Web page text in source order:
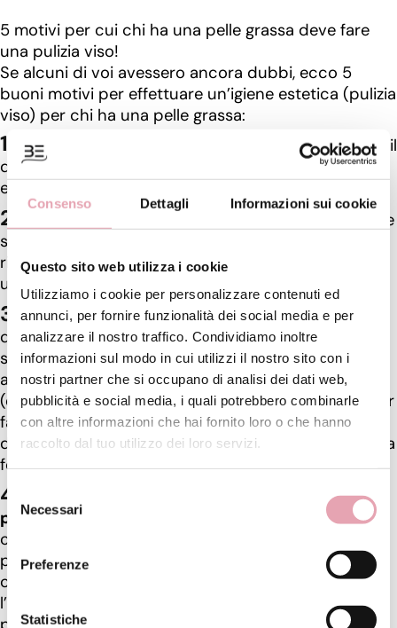
Consenso Dettagli Informazioni sui cookie
Questo sito web utilizza i cookie
Utilizziamo i cookie per personalizzare contenuti ed
annunci, per fornire funzionalità dei social media e per
analizzare il nostro traffico. Condividiamo inoltre
informazioni sul modo in cui utilizzi il nostro sito con i
nostri partner che si occupano di analisi dei dati web,
pubblicità e social media, i quali potrebbero combinarle
con altre informazioni che hai fornito loro o che hanno
raccolto dal tuo utilizzo dei loro servizi.
Selezione
del
consenso
Necessari
Preferenze
Statistiche
5 motivi per cui chi ha una pelle grassa deve fare
una pulizia viso!
Se alcuni di voi avessero ancora dubbi, ecco 5
buoni motivi per effettuare un’igiene estetica (pulizia
viso) per chi ha una pelle grassa:
Migliorare l’aspetto della pelle
: mantiene pulito il
dotto (canale) sebaceo e permette alla pelle di
essere meno sporca, meno unta e più sana;
: la pelle che
si sottopone alle pulizie viso ha una forte
rigenerazione cellulare, è più sana, ossigenata, con
una texture omogenea;
Evita la formazione di PORI dilatati: evita che
quelli che hai già diventino più evidenti. Come? Il
sebo in eccesso quando non viene eliminato resta
all’interno del tessuto (pelle). Questo causa
(essendo la pelle elastica) la dilatazione del poro per
far spazio a tutto il sebo in più, che il corpo non sa
dove mettere. La pulizia viso permette di pulire più a
fondo i pori non permettendo che si dilatino;
proliferazione batterica
costantemente (con la pulizia a casa e con una
pulizia in istituto a intervalli regolari) elimina
completamente il sebo che produce, evitando così
l’effetto lucido e la proliferazione batterica non